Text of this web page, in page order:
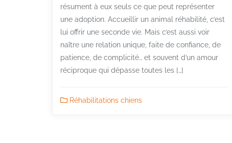
résument à eux seuls ce que peut représenter
une adoption. Accueillir un animal réhabilité, c’est
lui offrir une seconde vie. Mais c’est aussi voir
naître une relation unique, faite de confiance, de
patience, de complicité… et souvent d’un amour
réciproque qui dépasse toutes les […]
Réhabilitations chiens